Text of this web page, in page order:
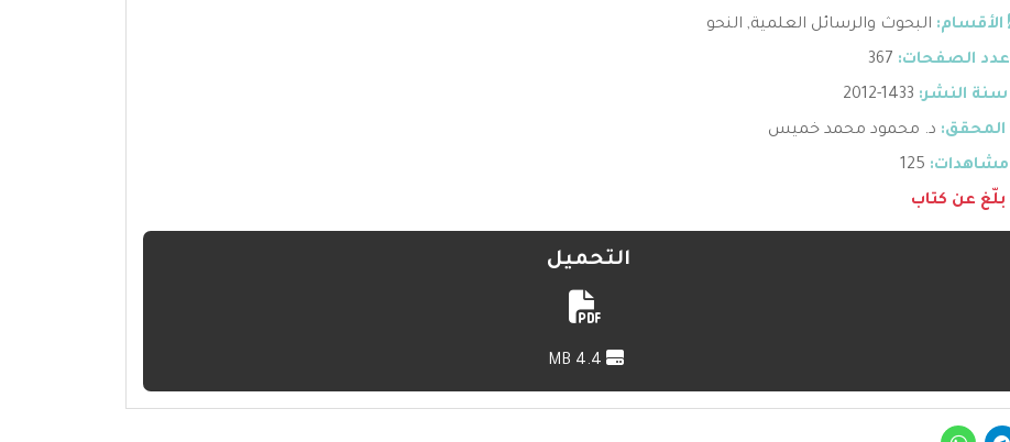
الأقسام: البحوث والرسائل العلمية, النحو
عدد الصفحات: 367
سنة النشر: 1433-2012
المحقق: د. محمود محمد خميس
مشاهدات:
بلّغ عن كتاب
التحميل